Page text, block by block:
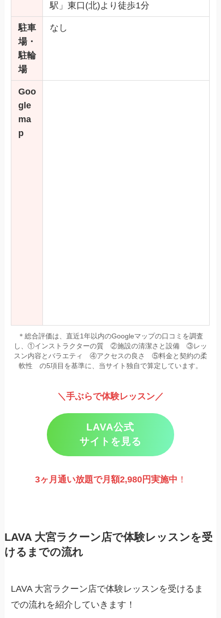
駅」東口(北)より徒歩1分
駐車
場・
駐輪
場
なし
Goo
gle
ma
p
＊総合評価は、直近1年以内のGoogleマップの口コミを調査
し、①インストラクターの質 ②施設の清潔さと設備 ③レッ
スン内容とバラエティ ④アクセスの良さ ⑤料金と契約の柔
軟性 の5項目を基準に、当サイト独自で算定しています。
＼手ぶらで体験レッスン／
LAVA公式
サイトを見る
3ヶ月通い放題で月額2,980円実施中 ！
LAVA 大宮ラクーン店で体験レッスンを受
けるまでの流れ
LAVA 大宮ラクーン店で体験レッスンを受けるま
での流れを紹介していきます！